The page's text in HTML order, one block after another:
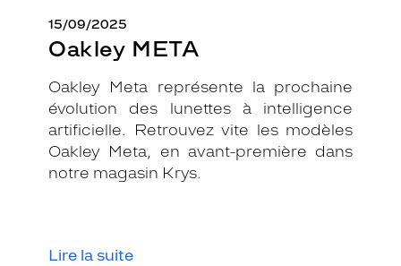
15/09/2025
Oakley META
Oakley Meta représente la prochaine
évolution des lunettes à intelligence
artificielle. Retrouvez vite les modèles
Oakley Meta, en avant-première dans
notre magasin Krys.
Lire la suite